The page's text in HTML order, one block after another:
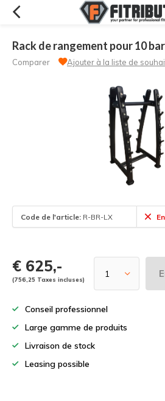
Rack de rangement pour 10
Comparer Ajouter à la liste de
Code de l'article: R-BR-LX
€ 625,-
(756,25 Taxes incluses)
Conseil professionnel
Large gamme de produits
Livraison de stock
Leasing possible